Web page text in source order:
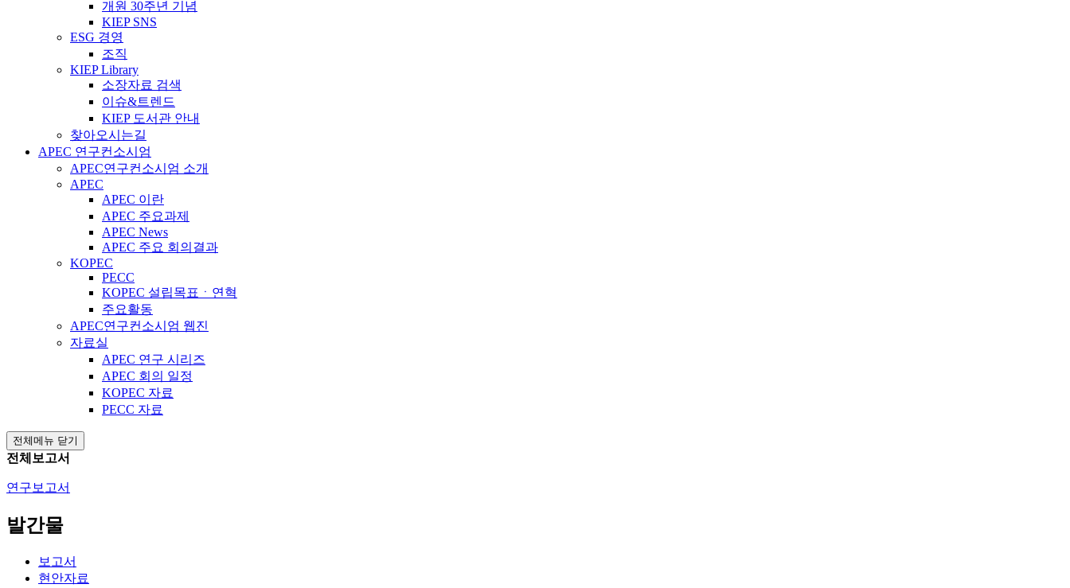
개원 30주년 기념
KIEP SNS
ESG 경영
조직
KIEP Library
소장자료 검색
이슈&트렌드
KIEP 도서관 안내
찾아오시는길
APEC 연구컨소시엄
APEC연구컨소시엄 소개
APEC
APEC 이란
APEC 주요과제
APEC News
APEC 주요 회의결과
KOPEC
PECC
KOPEC 설립목표ㆍ연혁
주요활동
APEC연구컨소시엄 웹진
자료실
APEC 연구 시리즈
APEC 회의 일정
KOPEC 자료
PECC 자료
전체메뉴 닫기
전체보고서
연구보고서
발간물
보고서
현안자료